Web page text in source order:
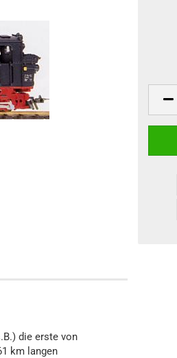
die erste von
km langen